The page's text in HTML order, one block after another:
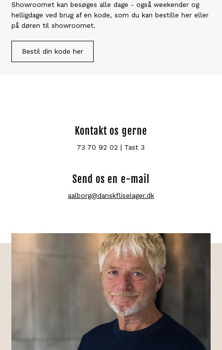
Showroomet kan besøges alle dage - også weekender og
helligdage ved brug af en kode, som du kan bestille her eller
på døren til showroomet.
Bestil din kode her
Kontakt os gerne
73 70 92 02 | Tast 3
Send os en e-mail
aalborg@danskfliselager.dk